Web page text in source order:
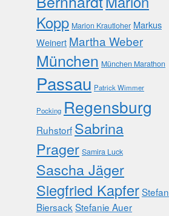
Kopp Marion Krautloher Markus
Weinert Martha Weber
München München Marathon
Passau Patrick Wimmer
Pocking Regensburg
Ruhstorf Sabrina
Prager Samira Luck
Sascha Jäger
Siegfried KapferStefan
Biersack Stefanie Auer